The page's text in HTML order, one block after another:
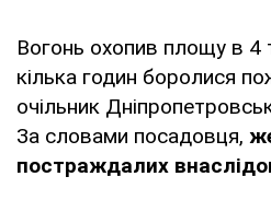
Вогонь охопив площу в 4
кілька годин боролися
очільник
За словами посадовця,
постраждалих